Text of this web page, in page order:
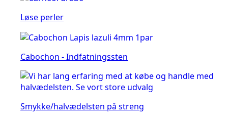
Løse perler
Cabochon - Indfatningssten
Smykke/halvædelsten på streng